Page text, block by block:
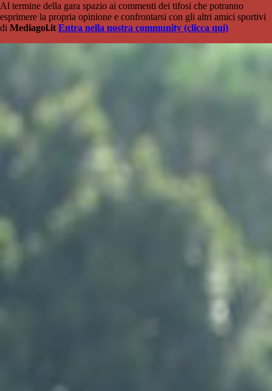
Al termine della gara spazio ai commenti dei tifosi che potranno
esprimere la propria opinione e confrontarsi con gli altri amici sportivi
di Mediagol.it Entra nella nostra community (clicca qui)